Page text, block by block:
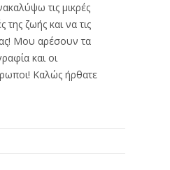
τις μικρές
της ζωής και να τις
Μου αρέσουν τα
και οι
Καλώς ήρθατε